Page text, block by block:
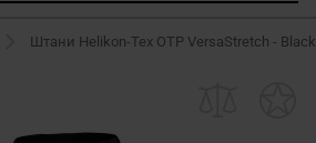
Штани Helikon-Tex OTP VersaStretch - Black